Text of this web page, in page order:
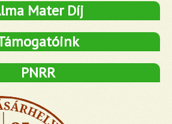
Mater Díj
PNRR